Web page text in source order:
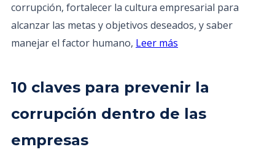
corrupción, fortalecer la cultura empresarial para
alcanzar las metas y objetivos deseados, y saber
manejar el factor humano, Leer más
10 claves para prevenir la
corrupción dentro de las
empresas